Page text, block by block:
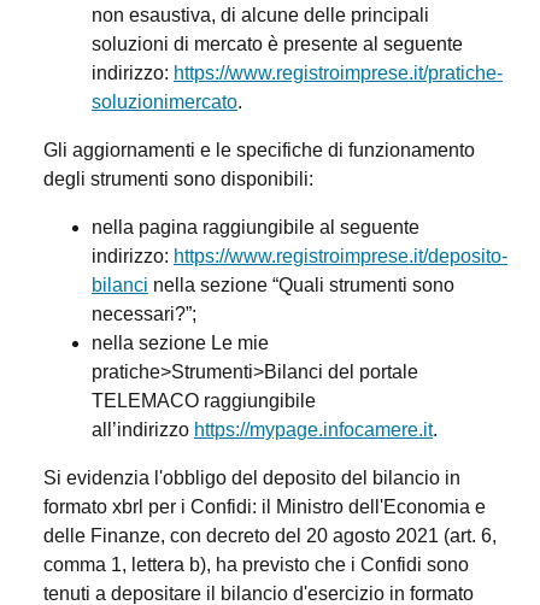
non esaustiva, di alcune delle principali
soluzioni di mercato è presente al seguente
indirizzo: https://www.registroimprese.it/pratiche-
soluzionimercato.
Gli aggiornamenti e le specifiche di funzionamento
degli strumenti sono disponibili:
nella pagina raggiungibile al seguente
indirizzo: https://www.registroimprese.it/deposito-
bilanci nella sezione “Quali strumenti sono
necessari?”;
nella sezione Le mie
pratiche>Strumenti>Bilanci del portale
TELEMACO raggiungibile
all’indirizzo https://mypage.infocamere.it.
Si evidenzia l'obbligo del deposito del bilancio in
formato xbrl per i Confidi: il Ministro dell'Economia e
delle Finanze, con decreto del 20 agosto 2021 (art. 6,
comma 1, lettera b), ha previsto che i Confidi sono
tenuti a depositare il bilancio d'esercizio in formato